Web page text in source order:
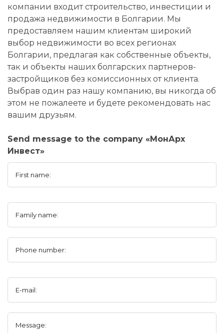
компании входит строительство, инвестиции и
продажа недвижимости в Болгарии. Мы
предоставляем нашим клиентам широкий
выбор недвижимости во всех регионах
Болгарии, предлагая как собственные объекты,
так и объекты наших болгарских партнеров-
застройщиков без комиссионных от клиента.
Выбрав один раз нашу компанию, вы никогда об
этом не пожалеете и будете рекомендовать нас
вашим друзьям.
Send message to the company «МонАрх
Инвест»
First name:
Family name:
Phone number:
E-mail:
Message: